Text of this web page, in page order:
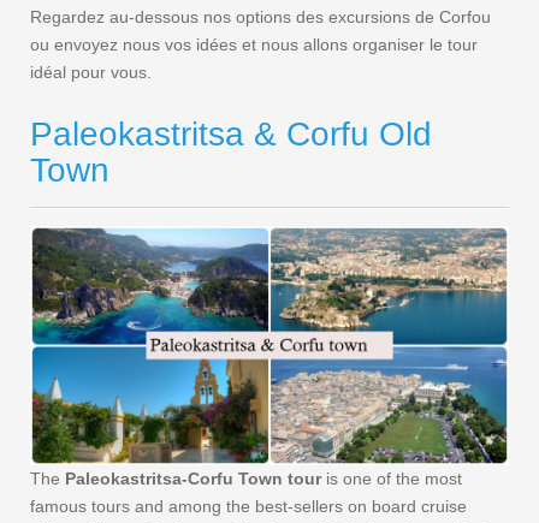
Regardez au-dessous nos options des excursions de Corfou
ou envoyez nous vos idées et nous allons organiser le tour
idéal pour vous.
Paleokastritsa & Corfu Old
Town
The Paleokastritsa-Corfu Town touris one of the most
famous tours and among the best-sellers on board cruise